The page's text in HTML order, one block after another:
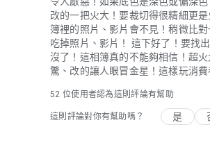
改的一把火大！要裁切得很精細更
簿裡的照片、影片會不見！稍微比
吃掉照片、影片！ 這下好了！要找
沒了！這相簿真的不能夠相信！超
驚、改的讓人眼冒金星！這樣玩消費
52 位使用者認為這則評論有幫助
這則評論對你有幫助嗎？ 是